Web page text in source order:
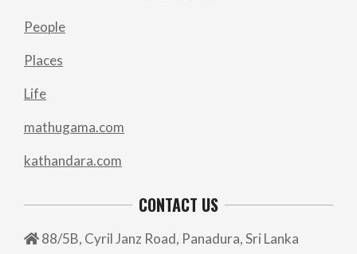
People
Places
Life
mathugama.com
kathandara.com
CONTACT US
88/5B, Cyril Janz Road, Panadura, Sri Lanka